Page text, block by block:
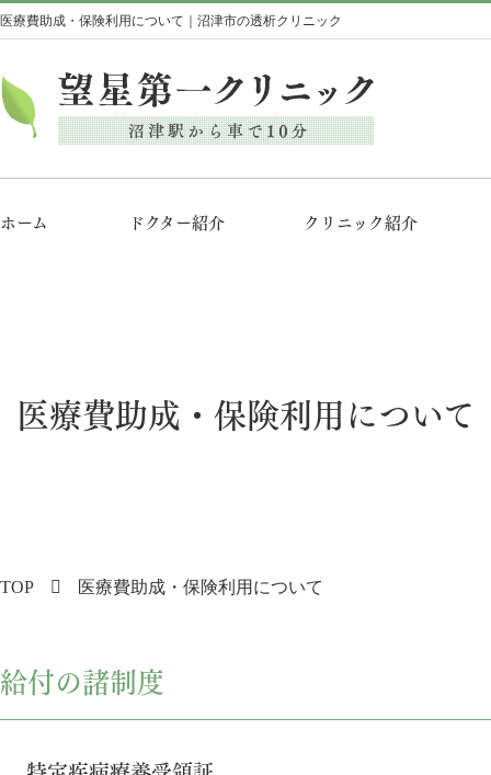
医療費助成・保険利用について｜沼津市の透析クリニック
ホーム ドクター紹介 クリニック紹介
医療費助成・保険利用について
TOP 医療費助成・保険利用について
給付の諸制度